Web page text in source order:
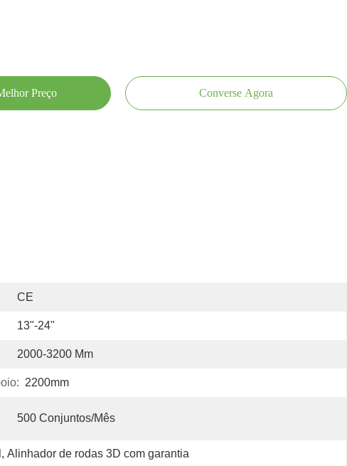
Preço Converse Agora
CE
13"-24"
2000-3200 Mm
2200mm
500 Conjuntos/mês
, Alinhador de rodas 3D com garantia